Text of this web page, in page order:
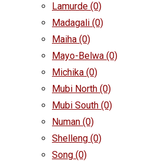
Lamurde (0)
Madagali (0)
Maiha (0)
Mayo-Belwa (0)
Michika (0)
Mubi North (0)
Mubi South (0)
Numan (0)
Shelleng (0)
Song (0)